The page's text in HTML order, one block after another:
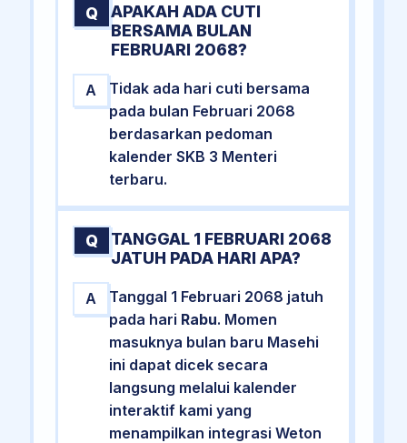
Q
APAKAH ADA CUTI
BERSAMA BULAN
FEBRUARI 2068?
A
Tidak ada hari cuti bersama
pada bulan Februari 2068
berdasarkan pedoman
kalender SKB 3 Menteri
terbaru.
Q
TANGGAL 1 FEBRUARI 2068
JATUH PADA HARI APA?
A
Tanggal 1 Februari 2068 jatuh
pada hari Rabu. Momen
masuknya bulan baru Masehi
ini dapat dicek secara
langsung melalui kalender
interaktif kami yang
menampilkan integrasi Weton